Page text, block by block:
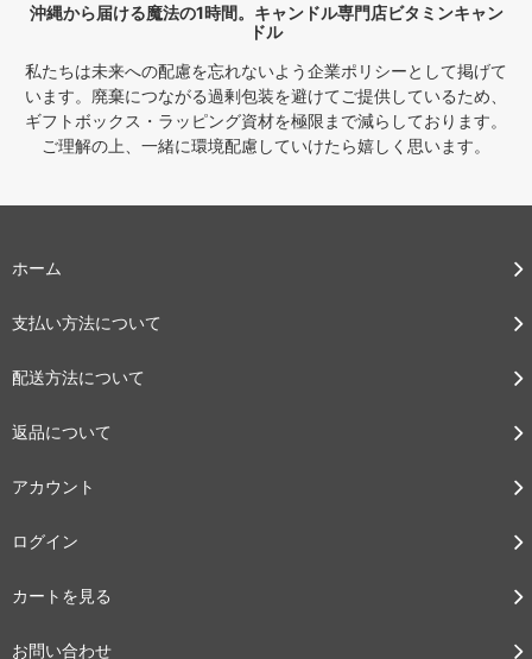
沖縄から届ける魔法の1時間。キャンドル専門店ビタミンキャン
ドル
私たちは未来への配慮を忘れないよう企業ポリシーとして掲げて
います。廃棄につながる過剰包装を避けてご提供しているため、
ギフトボックス・ラッピング資材を極限まで減らしております。
ご理解の上、一緒に環境配慮していけたら嬉しく思います。
ホーム
支払い方法について
配送方法について
返品について
アカウント
ログイン
カートを見る
お問い合わせ